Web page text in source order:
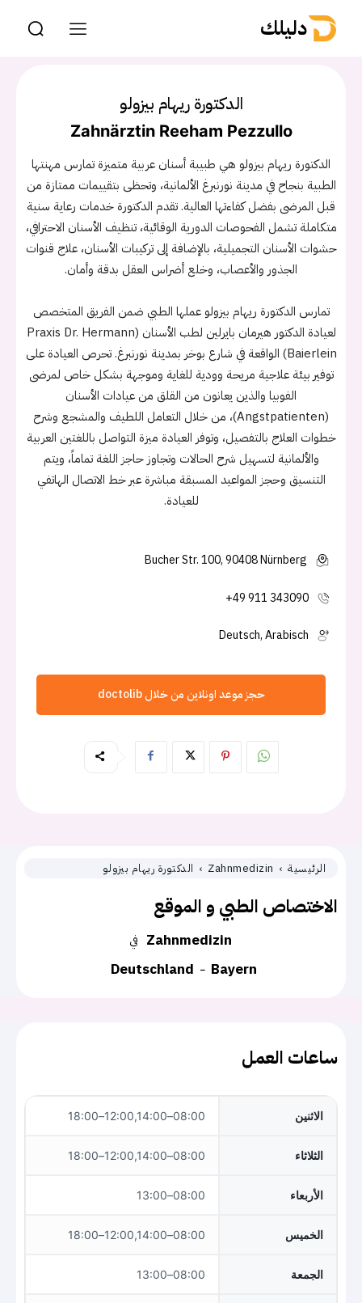
دليلك
الرئيسية Zahnmedizin الدكتورة ريهام بيزولو
الاختصاص الطبي و الموقع
في Zahnmedizin
Deutschland
Bayern
ساعات العمل
الاثنين 08:00–12:00,14:00–18:00
الثلاثاء 08:00–12:00,14:00–18:00
الأربعاء 08:00–13:00
الخميس 08:00–12:00,14:00–18:00
الجمعة 08:00–13:00
الدكتورة ريهام بيزولو
Zahnärztin Reeham Pezzullo
الدكتورة ريهام بيزولو هي طبيبة أسنان عربية متميزة تمارس مهنتها
الطبية بنجاح في مدينة نورنبرغ الألمانية، وتحظى بتقييمات ممتازة من
قبل المرضى بفضل كفاءتها العالية. تقدم الدكتورة خدمات رعاية سنية
متكاملة تشمل الفحوصات الدورية الوقائية، تنظيف الأسنان الاحترافي،
حشوات الأسنان التجميلية، بالإضافة إلى تركيبات الأسنان، علاج قنوات
الجذور والأعصاب، وخلع أضراس العقل بدقة وأمان.
تمارس الدكتورة ريهام بيزولو عملها الطبي ضمن الفريق المتخصص
لعيادة الدكتور هيرمان بايرلين لطب الأسنان (Praxis Dr. Hermann
Baierlein) الواقعة في شارع بوخر بمدينة نورنبرغ. تحرص العيادة على
توفير بيئة علاجية مريحة وودية للغاية وموجهة بشكل خاص لمرضى
الفوبيا والذين يعانون من القلق من عيادات الأسنان
(Angstpatienten)، من خلال التعامل اللطيف والمشجع وشرح
خطوات العلاج بالتفصيل، وتوفر العيادة ميزة التواصل باللغتين العربية
والألمانية لتسهيل شرح الحالات وتجاوز حاجز اللغة تماماً، ويتم
التنسيق وحجز المواعيد المسبقة مباشرة عبر خط الاتصال الهاتفي
للعيادة.
Bucher Str. 100, 90408 Nürnberg
+49 911 343090
Deutsch, Arabisch
حجز موعد اونلاين من خلال doctolib